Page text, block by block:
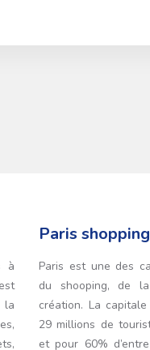
à
la
Paris
Paris est une des
du shooping, de
création. La
29 millions de
et pour 60%